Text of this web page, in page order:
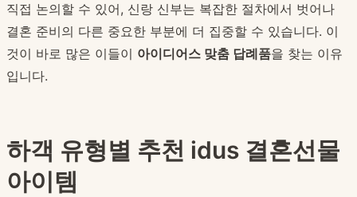
직접 논의할 수 있어, 신랑 신부는 복잡한 절차에서 벗어나
결혼 준비의 다른 중요한 부분에 더 집중할 수 있습니다. 이
것이 바로 많은 이들이 아이디어스 맞춤 답례품을 찾는 이유
입니다.
하객 유형별 추천 idus 결혼선물
아이템